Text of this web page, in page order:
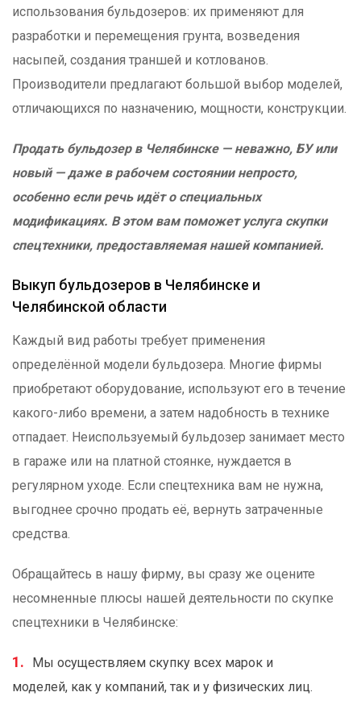
использования бульдозеров: их применяют для
разработки и перемещения грунта, возведения
насыпей, создания траншей и котлованов.
Производители предлагают большой выбор моделей,
отличающихся по назначению, мощности, конструкции.
Продать бульдозер в Челябинске — неважно, БУ или
новый — даже в рабочем состоянии непросто,
особенно если речь идёт о специальных
модификациях. В этом вам поможет услуга скупки
спецтехники, предоставляемая нашей компанией.
Выкуп бульдозеров в Челябинске и
Челябинской области
Каждый вид работы требует применения
определённой модели бульдозера. Многие фирмы
приобретают оборудование, используют его в течение
какого-либо времени, а затем надобность в технике
отпадает. Неиспользуемый бульдозер занимает место
в гараже или на платной стоянке, нуждается в
регулярном уходе. Если спецтехника вам не нужна,
выгоднее срочно продать её, вернуть затраченные
средства.
Обращайтесь в нашу фирму, вы сразу же оцените
несомненные плюсы нашей деятельности по скупке
спецтехники в Челябинске:
Мы осуществляем скупку всех марок и
моделей, как у компаний, так и у физических лиц.